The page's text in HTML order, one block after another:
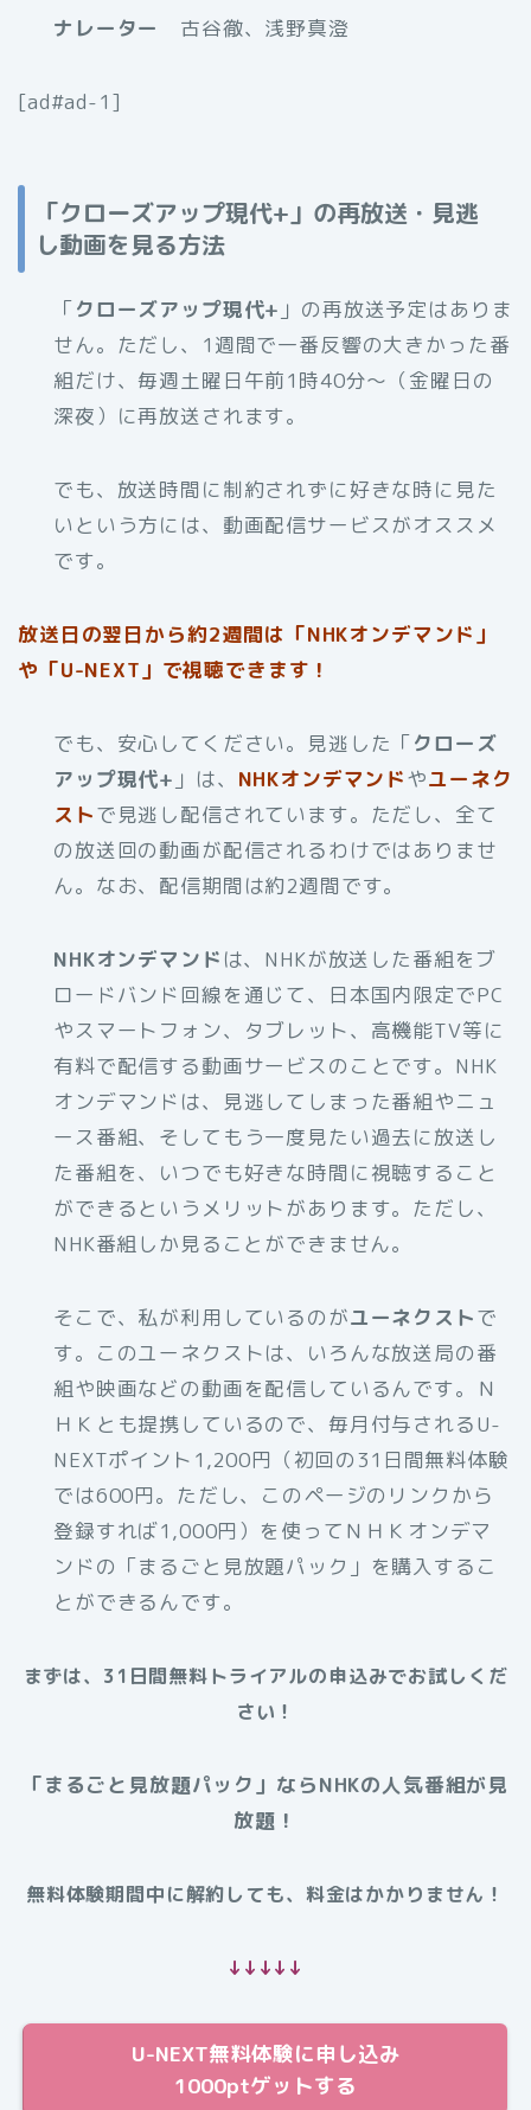
ナレーター 古谷徹、浅野真澄
[ad#ad-1]
「クローズアップ現代+」の再放送・見逃
し動画を見る方法
「クローズアップ現代+ 」の再放送予定はありま
せん。ただし、1週間で一番反響の大きかった番
組だけ、毎週土曜日午前1時40分～（金曜日の
深夜）に再放送されます。
でも、放送時間に制約されずに好きな時に見た
いという方には、動画配信サービスがオススメ
です。
放送日の翌日から約2週間は「NHKオンデマンド」
や「U-NEXT」で視聴できます！
でも、安心してください。見逃した「クローズ
アップ現代+ 」は、 NHKオンデマンドやユーネク
ストで見逃し配信されています。ただし、全て
の放送回の動画が配信されるわけではありませ
ん。なお、配信期間は約2週間です。
NHKオンデマンド は、NHKが放送した番組をブ
ロードバンド回線を通じて、日本国内限定でPC
やスマートフォン、タブレット、高機能TV等に
有料で配信する動画サービスのことです。NHK
オンデマンドは、見逃してしまった番組やニュ
ース番組、そしてもう一度見たい過去に放送し
た番組を、いつでも好きな時間に視聴すること
ができるというメリットがあります。ただし、
NHK番組しか見ることができません。
そこで、私が利用しているのがユーネクストで
す。このユーネクストは、いろんな放送局の番
組や映画などの動画を配信しているんです。Ｎ
ＨＫとも提携しているので、毎月付与されるU-
NEXTポイント1,200円（初回の31日間無料体験
では600円。ただし、このページのリンクから
登録すれば1,000円）を使ってＮＨＫオンデマ
ンドの「まるごと見放題パック」を購入するこ
とができるんです。
まずは、31日間無料トライアルの申込みでお試しくだ
さい！
「まるごと見放題パック」ならNHKの人気番組が見
放題！
無料体験期間中に解約しても、料金はかかりません！
↓↓↓↓↓
U-NEXT無料体験に申し込み
1000ptゲットする